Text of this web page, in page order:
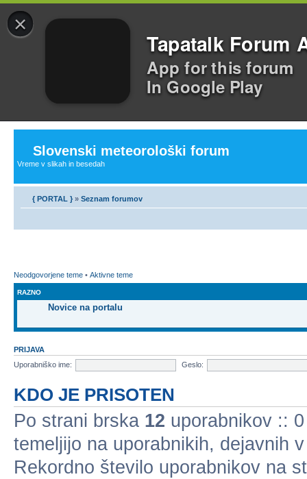
×
Tapatalk Forum
App for this forum
In Google Play
Slovenski meteorološki forum
Vreme v slikah in besedah
{ PORTAL } » Seznam forumov
Neodgovorjene teme • Aktivne teme
RAZNO
Novice na portalu
PRIJAVA
Uporabniško ime:
Geslo:
KDO JE PRISOTEN
Po strani brska 12 uporabnikov ::
temeljijo na uporabnikih, dejavnih
Rekordno število uporabnikov na